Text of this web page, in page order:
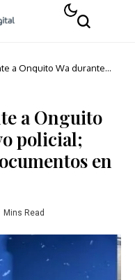
a Onguito Wa durante
a Onguito
policial;
en
Mins Read